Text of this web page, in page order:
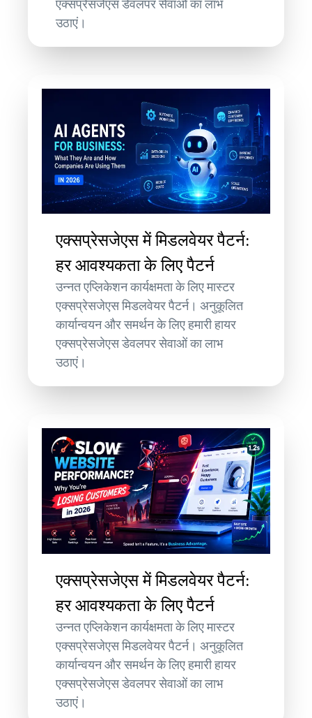
एक्सप्रेसजेएस डेवलपर सेवाओं का लाभ
उठाएं।
एक्सप्रेसजेएस में मिडलवेयर पैटर्न:
हर आवश्यकता के लिए पैटर्न
उन्नत एप्लिकेशन कार्यक्षमता के लिए मास्टर
एक्सप्रेसजेएस मिडलवेयर पैटर्न। अनुकूलित
कार्यान्वयन और समर्थन के लिए हमारी हायर
एक्सप्रेसजेएस डेवलपर सेवाओं का लाभ
उठाएं।
एक्सप्रेसजेएस में मिडलवेयर पैटर्न:
हर आवश्यकता के लिए पैटर्न
उन्नत एप्लिकेशन कार्यक्षमता के लिए मास्टर
एक्सप्रेसजेएस मिडलवेयर पैटर्न। अनुकूलित
कार्यान्वयन और समर्थन के लिए हमारी हायर
एक्सप्रेसजेएस डेवलपर सेवाओं का लाभ
उठाएं।